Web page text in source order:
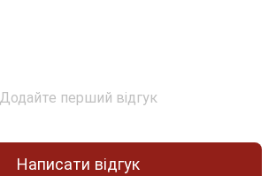
Додайте перший відгук
Написати відгук